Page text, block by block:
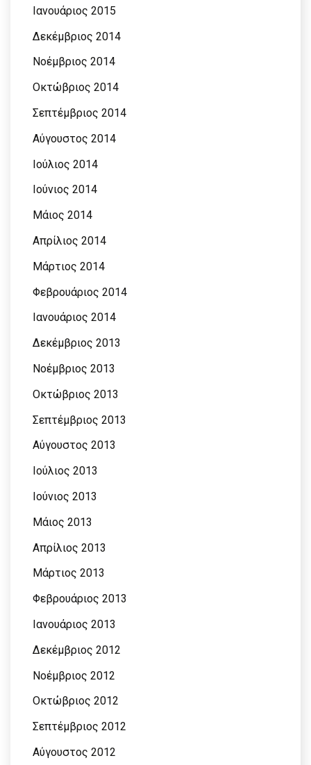
Ιανουάριος 2015
Δεκέμβριος 2014
Νοέμβριος 2014
Οκτώβριος 2014
Σεπτέμβριος 2014
Αύγουστος 2014
Ιούλιος 2014
Ιούνιος 2014
Μάιος 2014
Απρίλιος 2014
Μάρτιος 2014
Φεβρουάριος 2014
Ιανουάριος 2014
Δεκέμβριος 2013
Νοέμβριος 2013
Οκτώβριος 2013
Σεπτέμβριος 2013
Αύγουστος 2013
Ιούλιος 2013
Ιούνιος 2013
Μάιος 2013
Απρίλιος 2013
Μάρτιος 2013
Φεβρουάριος 2013
Ιανουάριος 2013
Δεκέμβριος 2012
Νοέμβριος 2012
Οκτώβριος 2012
Σεπτέμβριος 2012
Αύγουστος 2012